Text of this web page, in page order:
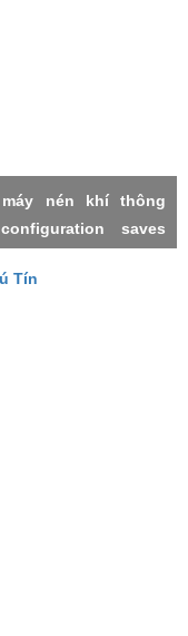
nén khí thông
saves
nén khí biến tần
Tín